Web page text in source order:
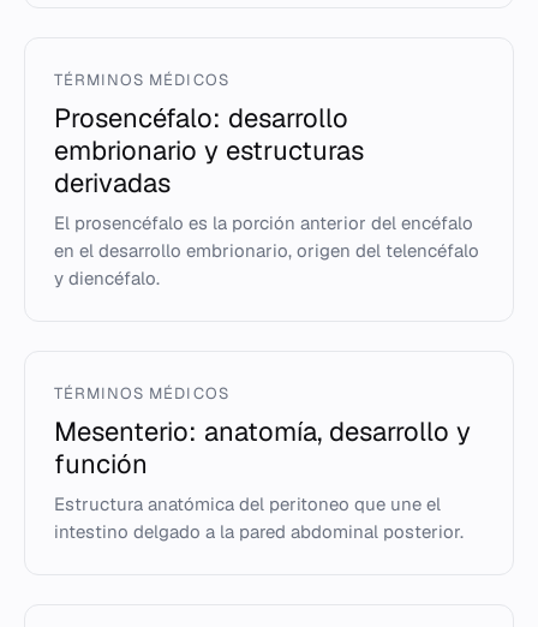
TÉRMINOS MÉDICOS
Prosencéfalo: desarrollo
embrionario y estructuras
derivadas
El prosencéfalo es la porción anterior del encéfalo
en el desarrollo embrionario, origen del telencéfalo
y diencéfalo.
TÉRMINOS MÉDICOS
Mesenterio: anatomía, desarrollo y
función
Estructura anatómica del peritoneo que une el
intestino delgado a la pared abdominal posterior.